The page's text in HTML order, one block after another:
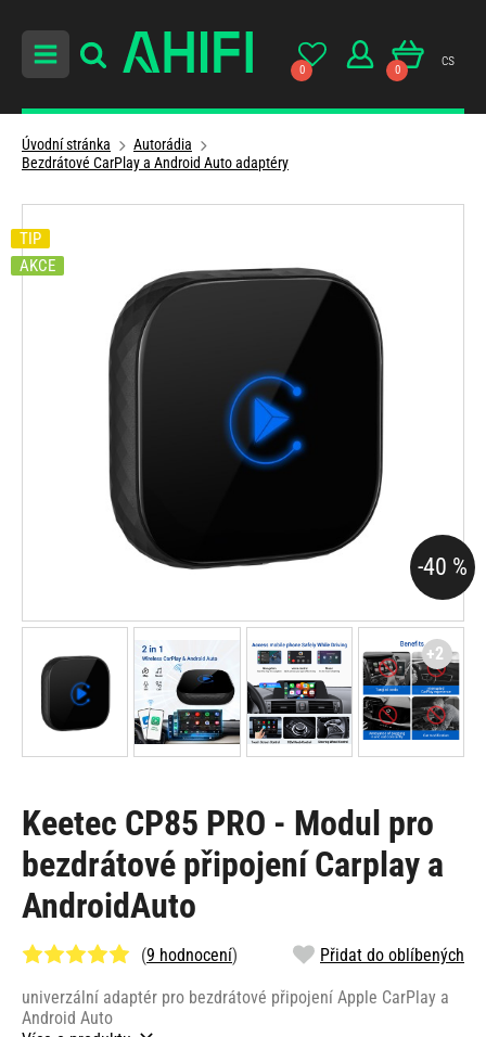
0 0
cs
Úvodní stránka
Autorádia
Bezdrátové CarPlay a Android Auto adaptéry
Keetec CP85 PRO - Modul pro
bezdrátové připojení Carplay a
AndroidAuto
(9 hodnocení) Přidat do oblíbených
univerzální adaptér pro bezdrátové připojení Apple CarPlay a
Android Auto
-40 %
TIP
AKCE
+2